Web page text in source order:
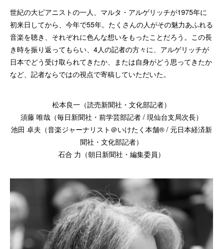
世紀の大ピアニストの一人、マルタ・アルゲリッチが1975年に
初来日してから、今年で55年。たくさんの人がその魅力あふれる
音楽を聴き、それぞれに色んな想いをもったことだろう。この長
き時を振り返ってもらい、4人の記者の方々に、アルゲリッチが
日本でどう受け取られてきたか、または自身がどう思ってきたか
など、記者ならではの視点で寄稿していただいた。
松本良一（読売新聞社・文化部記者）
須藤 唯哉（毎日新聞社・前学芸部記者 / 現仙台支局次長）
池田 卓夫（音楽ジャーナリスト＠いけたく本舗®︎ / 元日本経済新
聞社・文化部記者）
石合 力（朝日新聞社・編集委員）